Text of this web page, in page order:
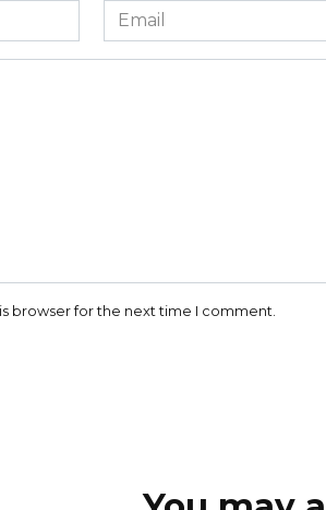
Email
*
browser for the next time I comment.